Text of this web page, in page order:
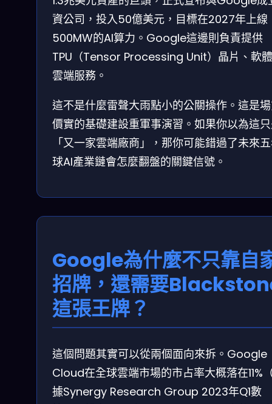
資公司，投入50億美元，目標在2027年上線
500MW的AI算力。Google這邊則負責提供
TPU（Tensor Processing Unit）晶片、軟
雲端服務。
這不是什麼雷聲大雨點小的公關操作。這是
價實的基礎建設重軍事演習。如果你以為這
「又一家雲端廠商」，那你可能錯過了未來
球AI產業鏈會怎麼翻盤的關鍵信號。
Google為什麼不只靠自
招牌，還需要
這張王牌？
這個問題其實可以從兩個面向來拆。Google
Cloud在全球雲端市場的市占率大概落在11%
據Synergy Research Group 2023年Q1數